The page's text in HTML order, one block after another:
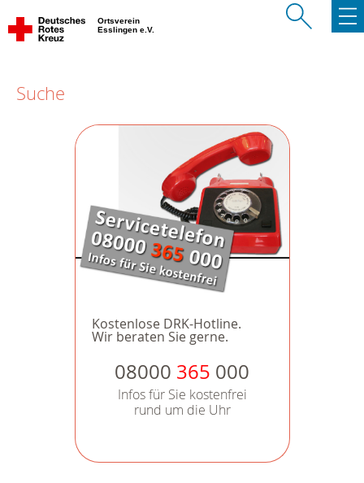
Ortsverein
Esslingen e.V.
Suche
Kostenlose DRK-Hotline.
Wir beraten Sie gerne.
08000 365 000
Infos für Sie kostenfrei
rund um die Uhr